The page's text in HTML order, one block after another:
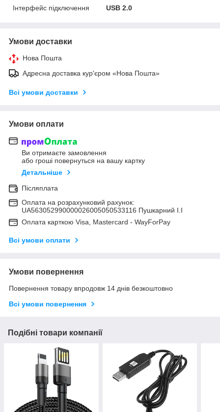
Інтерфейс підключення
USB 2.0
Умови доставки
Нова Пошта
Адресна доставка кур'єром «Нова Пошта»
Всі умови доставки
Умови оплати
Ви отримаєте замовлення
або гроші повернуться на вашу картку
Детальніше
Післяплата
Оплата на розрахунковий рахунок:
UA563052990000026005050533116 Пушкарний І.І
Оплата карткою Visa, Mastercard - WayForPay
Всі умови оплати
Умови повернення
Повернення товару впродовж 14 днів безкоштовно
Всі умови повернення
Подібні товари компанії